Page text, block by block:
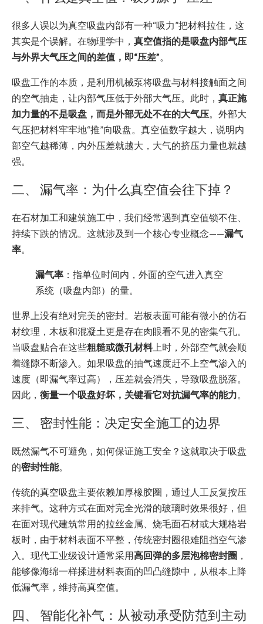
很多人误以为真空吸盘内部有一种“吸力”把材料拉住，这
其实是个误解。在物理学中， 真空值指的是吸盘内部气压
与外界大气压之间的差值，即“压差”。
吸盘工作的本质，是利用机械泵将吸盘与材料接触面之间
的空气抽走，让内部气压低于外部大气压。此时， 真正施
加力量的不是吸盘，而是外部无处不在的大气压。外部大
气压把材料牢牢地“推”向吸盘。真空值数字越大，说明内
部空气越稀薄，内外压差就越大，大气的挤压力量也就越
强。
二、 漏气率：为什么真空值会往下掉？
在石材加工和建筑施工中，我们经常遇到真空值锁不住、
持续下跌的情况。这就涉及到一个核心专业概念——漏气
率。
漏气率 ：指单位时间内，外面的空气进入真空
系统（吸盘内部）的量。
世界上没有绝对完美的密封。岩板表面可能有微小的仿石
材纹理，木板和混凝土更是存在肉眼看不见的密集气孔。
当吸盘贴合在这些粗糙或微孔材料上时，外部空气就会顺
着缝隙不断渗入。如果吸盘的抽气速度赶不上空气渗入的
速度（即漏气率过高），压差就会消失，导致吸盘脱落。
因此， 衡量一个吸盘好坏，关键看它对抗漏气率的能力。
三、 密封性能：决定安全施工的边界
既然漏气不可避免，如何保证施工安全？这就取决于吸盘
的密封性能。
传统的真空吸盘主要依赖加厚橡胶圈，通过人工反复按压
来排气。这种方式在面对完全光滑的玻璃时效果很好，但
在面对现代建筑常用的拉丝金属、烧毛面石材或大规格岩
板时，由于材料表面不平整，传统密封圈很难阻挡空气渗
入。现代工业级设计通常采用高回弹的多层泡棉密封圈 ，
能够像海绵一样揉进材料表面的凹凸缝隙中，从根本上降
低漏气率，维持高真空值。
四、 智能化补气：从被动承受防范到主动